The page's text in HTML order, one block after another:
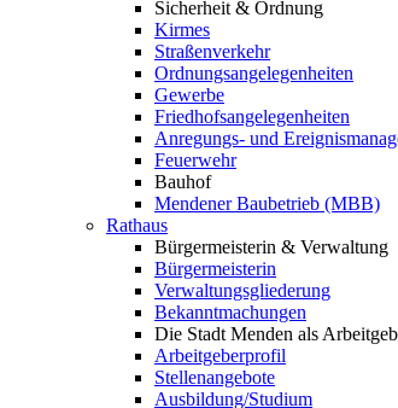
Sicherheit & Ordnung
Kirmes
Straßenverkehr
Ordnungsangelegenheiten
Gewerbe
Friedhofsangelegenheiten
Anregungs- und
Feuerwehr
Bauhof
Mendener Baubetrieb (MBB)
Rathaus
Bürgermeisterin & Verwaltung
Bürgermeisterin
Verwaltungsgliederung
Bekanntmachungen
Die Stadt Menden als
Arbeitgeberprofil
Stellenangebote
Ausbildung/Studium